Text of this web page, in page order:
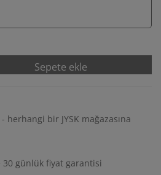
Sepete ekle
herhangi bir JYSK mağazasına
30 günlük fiyat garantisi